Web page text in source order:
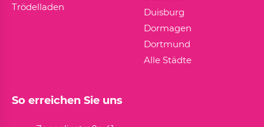
Trödelladen
Duisburg
Dormagen
Dortmund
Alle Städte
So erreichen Sie uns